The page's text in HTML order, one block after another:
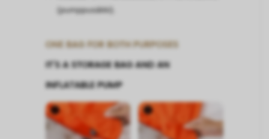
(pumppusäkki).